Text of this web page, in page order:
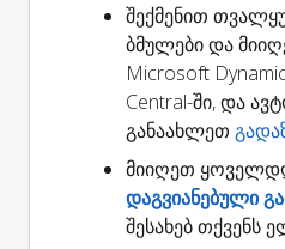
შექმენით
ბმულებიდა
Microsoft
Central-ში, და
განაახლეთ
მიიღეთ
დაგვიანებული
შესახებ თქვენს